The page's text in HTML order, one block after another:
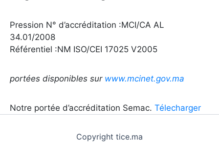
Pression N° d’accréditation :MCI/CA AL
34.01/2008
Référentiel :NM ISO/CEI 17025 V2005
portées disponibles sur www.mcinet.gov.ma
Notre portée d’accréditation Semac. Télecharger
Copyright tice.ma